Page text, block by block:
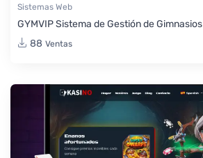
Sistemas Web
GYMVIP Sistema de Gestión de Gimnasios
88 Ventas